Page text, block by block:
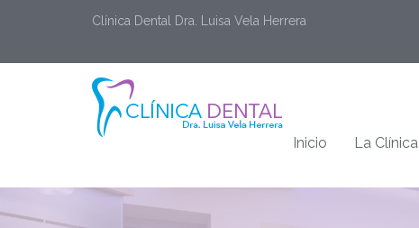
Clínica Dental Dra. Luisa Vela Herrera
Inicio La Clínica